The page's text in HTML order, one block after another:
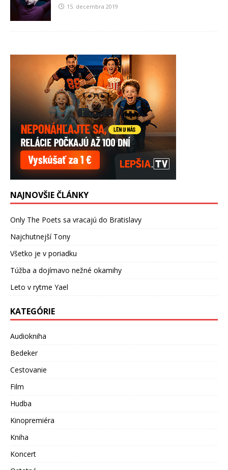
15. decembra 2019
NAJNOVŠIE ČLÁNKY
Only The Poets sa vracajú do Bratislavy
Najchutnejší Tony
Všetko je v poriadku
Túžba a dojímavo nežné okamihy
Leto v rytme Yael
KATEGÓRIE
Audiokniha
Bedeker
Cestovanie
Film
Hudba
Kinopremiéra
Kniha
Koncert